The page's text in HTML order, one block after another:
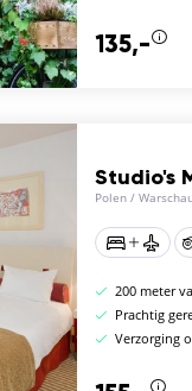
135,-
Studio's
Polen /
200 meter van de
Prachtig
Verzorging op basis